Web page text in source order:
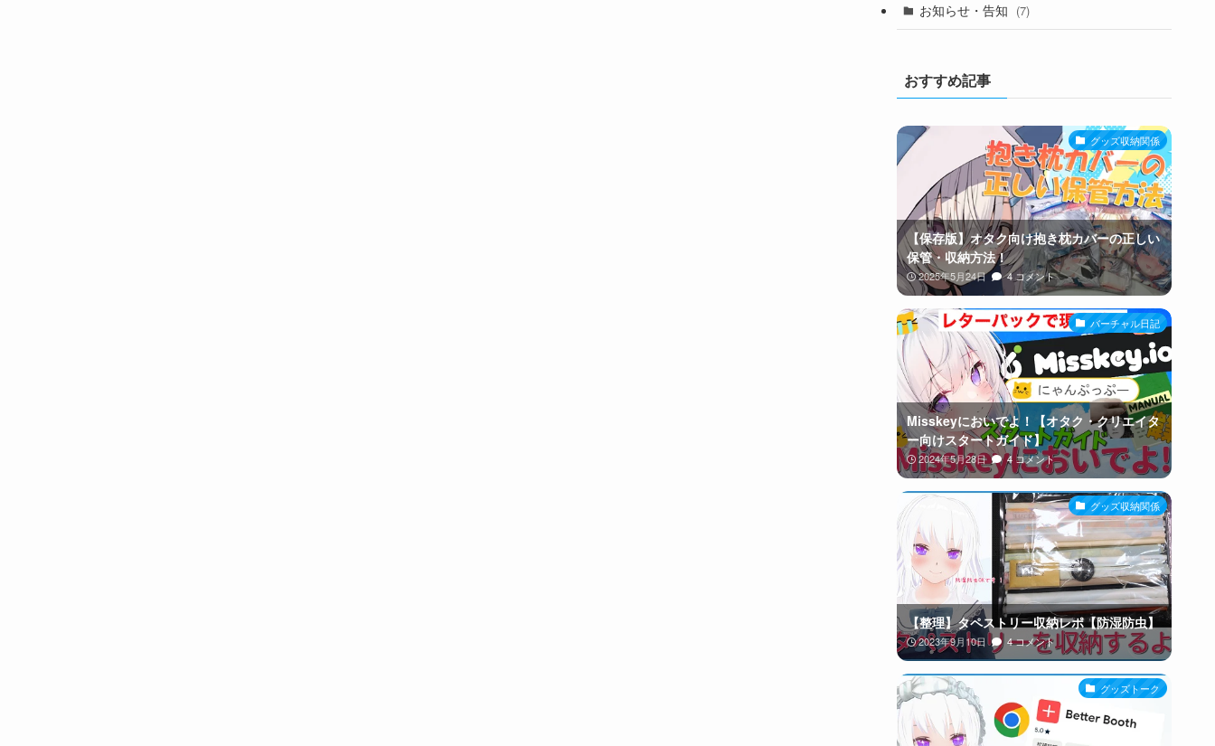
お知らせ・告知 (7)
おすすめ記事
グッズ収納関係
【保存版】オタク向け抱き枕カバーの正しい
保管・収納方法！
2025年5月24日 4 コメント
バーチャル日記
Misskeyにおいでよ！【オタク・クリエイタ
ー向けスタートガイド】
2024年5月28日 4 コメント
グッズ収納関係
【整理】タペストリー収納レポ【防湿防虫】
2023年9月10日 4 コメント
グッズトーク